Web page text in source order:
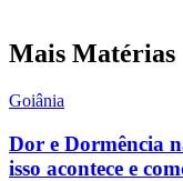
Mais Matérias
Goiânia
Dor e Dormência
isso acontece e